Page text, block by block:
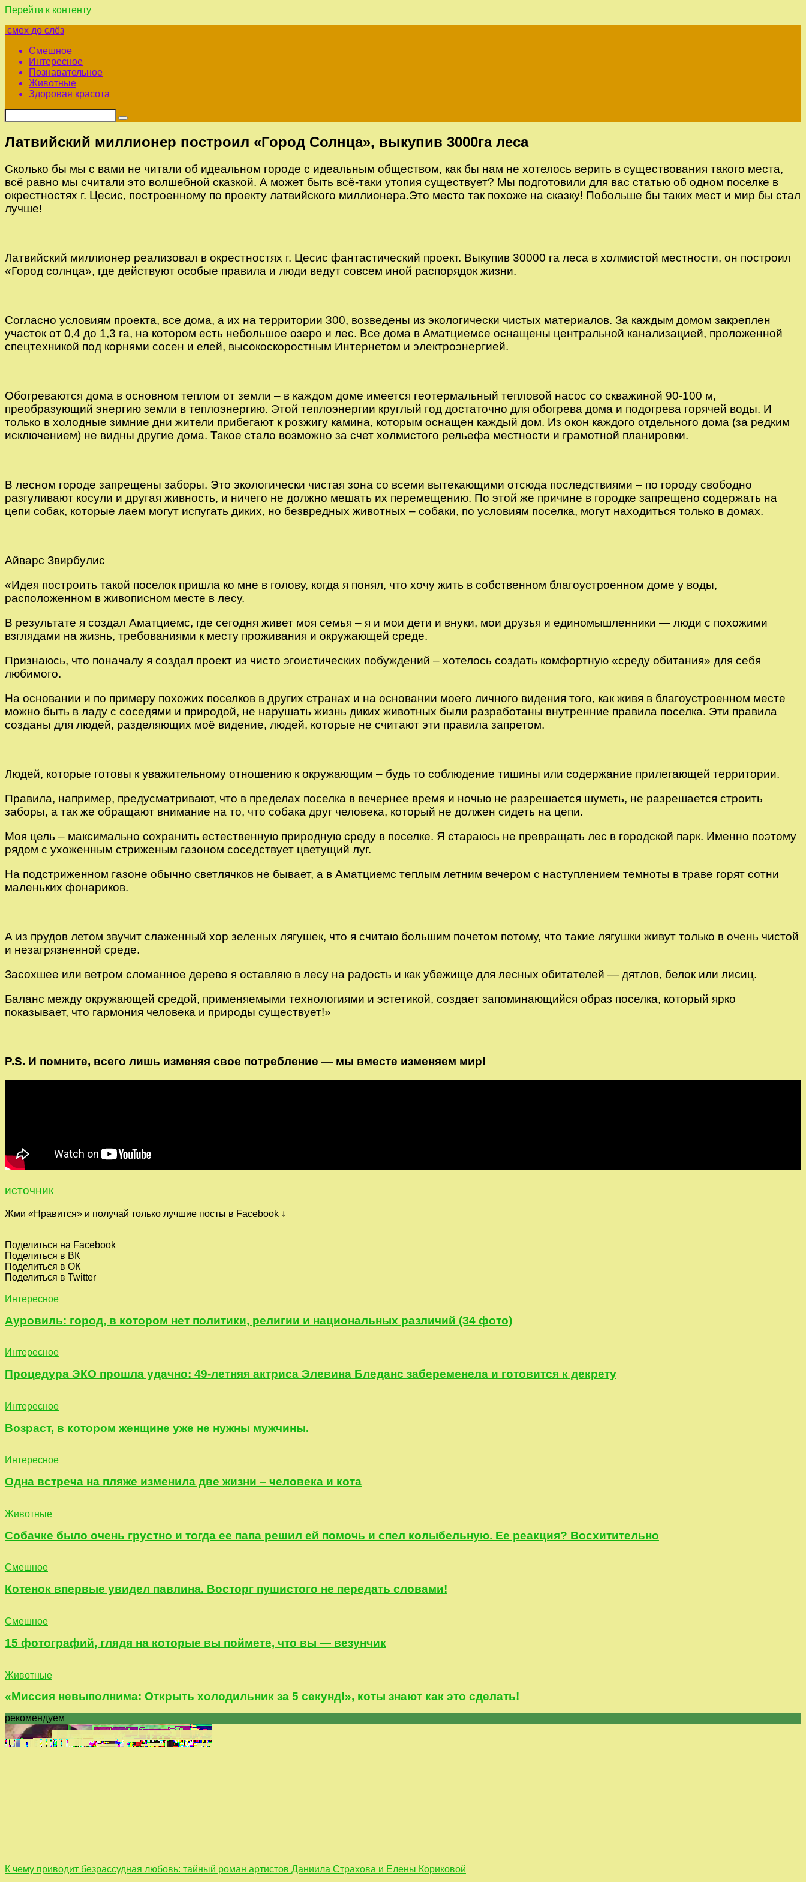
Перейти к контенту
смех до слёз
Смешное
Интересное
Познавательное
Животные
Здоровая красота
Латвийский миллионер построил «Город Солнца», выкупив 3000га леса
Сколько бы мы с вами не читали об идеальном городе с идеальным обществом, как бы нам не хотелось верить в существования такого места,
всё равно мы считали это волшебной сказкой. А может быть всё-таки утопия существует? Мы подготовили для вас статью об одном поселке в
окрестностях г. Цесис, построенному по проекту латвийского миллионера.Это место так похоже на сказку! Побольше бы таких мест и мир бы стал
лучше!
Латвийский миллионер реализовал в окрестностях г. Цесис фантастический проект. Выкупив 30000 га леса в холмистой местности, он построил
«Город солнца», где действуют особые правила и люди ведут совсем иной распорядок жизни.
Согласно условиям проекта, все дома, а их на территории 300, возведены из экологически чистых материалов. За каждым домом закреплен
участок от 0,4 до 1,3 га, на котором есть небольшое озеро и лес. Все дома в Аматциемсе оснащены центральной канализацией, проложенной
спецтехникой под корнями сосен и елей, высокоскоростным Интернетом и электроэнергией.
Обогреваются дома в основном теплом от земли – в каждом доме имеется геотермальный тепловой насос со скважиной 90-100 м,
преобразующий энергию земли в теплоэнергию. Этой теплоэнергии круглый год достаточно для обогрева дома и подогрева горячей воды. И
только в холодные зимние дни жители прибегают к розжигу камина, которым оснащен каждый дом. Из окон каждого отдельного дома (за редким
исключением) не видны другие дома. Такое стало возможно за счет холмистого рельефа местности и грамотной планировки.
В лесном городе запрещены заборы. Это экологически чистая зона со всеми вытекающими отсюда последствиями – по городу свободно
разгуливают косули и другая живность, и ничего не должно мешать их перемещению. По этой же причине в городке запрещено содержать на
цепи собак, которые лаем могут испугать диких, но безвредных животных – собаки, по условиям поселка, могут находиться только в домах.
Айварс Звирбулис
«Идея построить такой поселок пришла ко мне в голову, когда я понял, что хочу жить в собственном благоустроенном доме у воды,
расположенном в живописном месте в лесу.
В результате я создал Аматциемс, где сегодня живет моя семья – я и мои дети и внуки, мои друзья и единомышленники — люди с похожими
взглядами на жизнь, требованиями к месту проживания и окружающей среде.
Признаюсь, что поначалу я создал проект из чисто эгоистических побуждений – хотелось создать комфортную «среду обитания» для себя
любимого.
На основании и по примеру похожих поселков в других странах и на основании моего личного видения того, как живя в благоустроенном месте
можно быть в ладу с соседями и природой, не нарушать жизнь диких животных были разработаны внутренние правила поселка. Эти правила
созданы для людей, разделяющих моё видение, людей, которые не считают эти правила запретом.
Людей, которые готовы к уважительному отношению к окружающим – будь то соблюдение тишины или содержание прилегающей территории.
Правила, например, предусматривают, что в пределах поселка в вечернее время и ночью не разрешается шуметь, не разрешается строить
заборы, а так же обращают внимание на то, что собака друг человека, который не должен сидеть на цепи.
Моя цель – максимально сохранить естественную природную среду в поселке. Я стараюсь не превращать лес в городской парк. Именно поэтому
рядом с ухоженным стриженым газоном соседствует цветущий луг.
На подстриженном газоне обычно светлячков не бывает, а в Аматциемс теплым летним вечером с наступлением темноты в траве горят сотни
маленьких фонариков.
А из прудов летом звучит слаженный хор зеленых лягушек, что я считаю большим почетом потому, что такие лягушки живут только в очень чистой
и незагрязненной среде.
Засохшее или ветром сломанное дерево я оставляю в лесу на радость и как убежище для лесных обитателей — дятлов, белок или лисиц.
Баланс между окружающей средой, применяемыми технологиями и эстетикой, создает запоминающийся образ поселка, который ярко
показывает, что гармония человека и природы существует!»
P.S. И помните, всего лишь изменяя свое потребление — мы вместе изменяем мир!
источник
Жми «Нравится» и получай только лучшие посты в Facebook ↓
Поделиться на Facebook
Поделиться в ВК
Поделиться в ОК
Поделиться в Twitter
Интересное
Ауровиль: город, в котором нет политики, религии и национальных различий (34 фото)
Интересное
Процедура ЭКО прошла удачно: 49-летняя актриса Элевина Бледанс забеременела и готовится к декрету
Интересное
Возраст, в котором женщине уже не нужны мужчины.
Интересное
Одна встреча на пляже изменила две жизни – человека и кота
Животные
Собачке было очень грустно и тогда ее папа решил ей помочь и спел колыбельную. Ее реакция? Восхитительно
Смешное
Котенок впервые увидел павлина. Восторг пушистого не передать словами!
Смешное
15 фотографий, глядя на которые вы поймете, что вы — везунчик
Животные
«Миссия невыполнима: Открыть холодильник за 5 секунд!», коты знают как это сделать!
рекомендуем
К чему приводит безрассудная любовь: тайный роман артистов Даниила Страхова и Елены Кориковой